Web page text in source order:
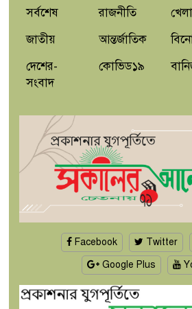
সর্বশেষ
জাতীয়
দেশের-
সংবাদ
রাজনীতি
আন্তর্জাতিক
কোভিড১৯
Facebook Twitter
Google Plus